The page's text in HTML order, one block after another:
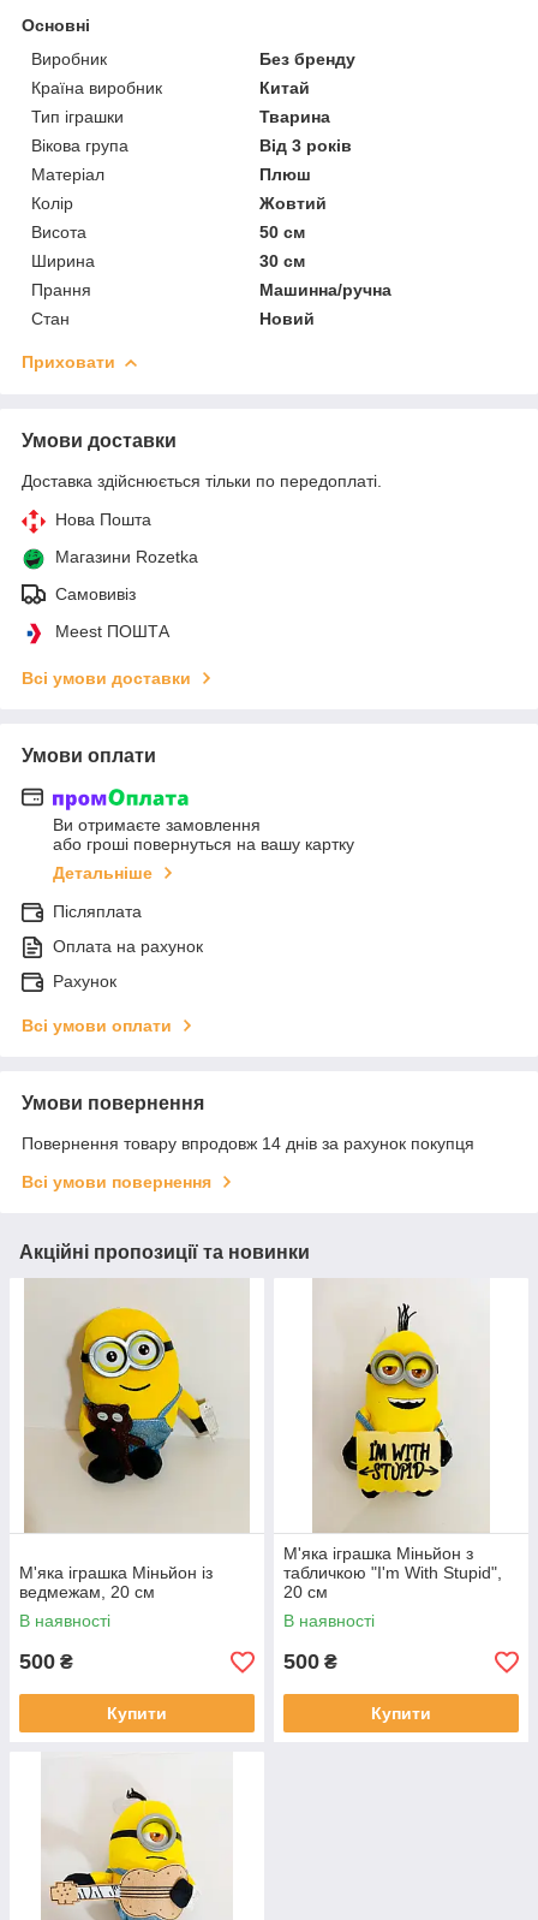
Основні
Виробник
Без бренду
Країна виробник
Китай
Тип іграшки
Тварина
Вікова група
Від 3 років
Матеріал
Плюш
Колір
Жовтий
Висота
50 см
Ширина
30 см
Прання
Машинна/ручна
Стан
Новий
Приховати
Умови доставки
Доставка здійснюється тільки по передоплаті.
Нова Пошта
Магазини Rozetka
Самовивіз
Meest ПОШТА
Всі умови доставки
Умови оплати
Ви отримаєте замовлення
або гроші повернуться на вашу картку
Детальніше
Післяплата
Оплата на рахунок
Рахунок
Всі умови оплати
Умови повернення
Повернення товару впродовж 14 днів за рахунок покупця
Всі умови повернення
Акційні пропозиції та новинки
М'яка іграшка Міньйон із
ведмежам, 20 см
В наявності
500 ₴
Купити
М'яка іграшка Міньйон з
табличкою "I'm With Stupid",
20 см
В наявності
500 ₴
Купити